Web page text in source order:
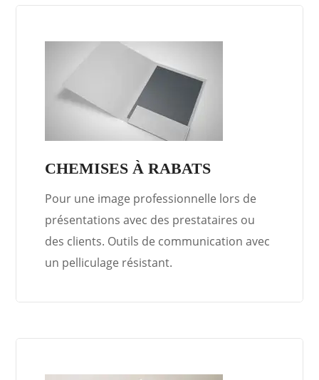
CHEMISES À RABATS
Pour une image professionnelle lors de
présentations avec des prestataires ou
des clients. Outils de communication avec
un pelliculage résistant.